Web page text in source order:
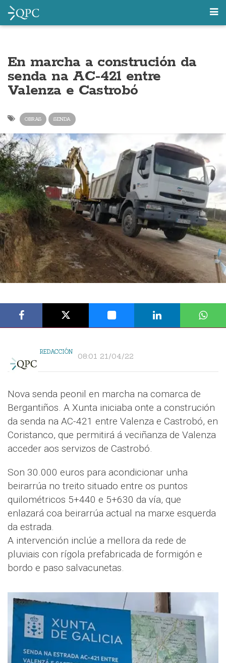
En marcha a construción da
senda na AC-421 entre
Valenza e Castrobó
OBRAS SENDA
REDACCIÓN 08:01 21/04/22
Nova senda peonil en marcha na comarca de
Bergantiños. A Xunta iniciaba onte a construción
da senda na AC-421 entre Valenza e Castrobó, en
Coristanco, que permitirá á veciñanza de Valenza
acceder aos servizos de Castrobó.
Son 30.000 euros para acondicionar unha
beirarrúa no treito situado entre os puntos
quilométricos 5+440 e 5+630 da vía, que
enlazará coa beirarrúa actual na marxe esquerda
da estrada.
A intervención inclúe a mellora da rede de
pluviais con rígola prefabricada de formigón e
bordo e paso salvacunetas.